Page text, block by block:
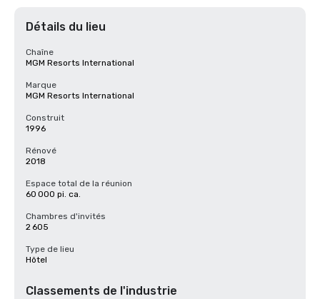
Détails du lieu
Chaîne
MGM Resorts International
Marque
MGM Resorts International
Construit
1996
Rénové
2018
Espace total de la réunion
60 000 pi. ca.
Chambres d'invités
2 605
Type de lieu
Hôtel
Classements de l'industrie